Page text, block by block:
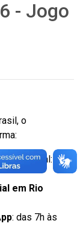
- Jogo
o
e Florestal: das
em Rio
: das 7h às